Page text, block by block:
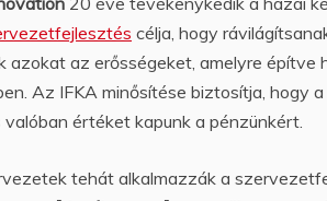
célja, hogy
azokat az erősségeket, amelyre
Az IFKA minősítése biztosítja, hogy
valóban értéket kapunk a pénzünkért.
tehát alkalmazzák a